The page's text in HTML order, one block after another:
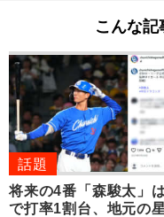
こんな
話題
将来の4番「森駿太」
で打率1割台、地元の星